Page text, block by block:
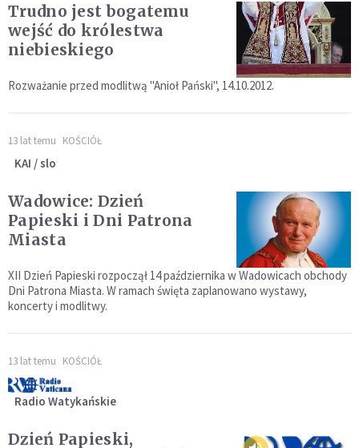
Trudno jest bogatemu
wejść do królestwa
niebieskiego
Rozważanie przed modlitwą "Anioł Pański", 14.10.2012.
13 lat temu KOŚCIÓŁ
KAI / slo
Wadowice: Dzień
Papieski i Dni Patrona
Miasta
XII Dzień Papieski rozpoczął 14 października w Wadowicach obchody
Dni Patrona Miasta. W ramach święta zaplanowano wystawy,
koncerty i modlitwy.
13 lat temu KOŚCIÓŁ
Radio Watykańskie
Dzień Papieski,